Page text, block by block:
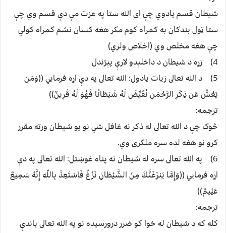
شيطان قسم يادوي چې اى الله ستا په عزت مې دې قسم وي چې
ستا ټول بندګان به ګمراه کوم مګر هغه کسان نشم ګمراه کولي
چې هغه مخلص وي (اخلاص ولري)
4) زړه د شيطان د داخلېدو لارې پېژندل
5) د الله تعالى زيات يادول: الله تعالى په دې اړه فرمايي ((وَمَن
يَعْشُ عَن ذِكْرِ الرَّحْمَنِ نُقَيِّضْ لَهُ شَيْطَانًا فَهُوَ لَهُ قَرِينٌ))
ترجمه:
څوک چې د الله تعالى له ذکر نه غافل شي نو يو شيطان ورته مقرر
کړو نو هغه لده سره ملګرى وي.
6) په الله تعالى سره له شيطان نه پناه غوښتل: الله تعالى په دې
اړه فرمايي ((وَإِمَّا يَنزَغَنَّكَ مِنَ الشَّيْطَانِ نَزْغٌ فَاسْتَعِذْ بِاللّهِ إِنَّهُ سَمِيعٌ
عَلِيمٌ))
ترجمه:
کله که د شيطان له خوا کو ضرر درورسيده نو په الله تعالى باندې